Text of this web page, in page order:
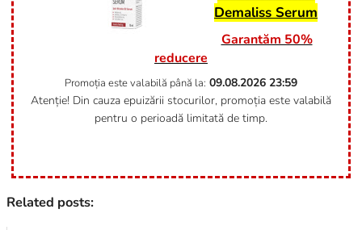
Demaliss Serum
Garantăm 50%
reducere
Promoția este valabilă până la: 09.08.2026 23:59
Atenție! Din cauza epuizării stocurilor, promoția este valabilă
pentru o perioadă limitată de timp.
Related posts: